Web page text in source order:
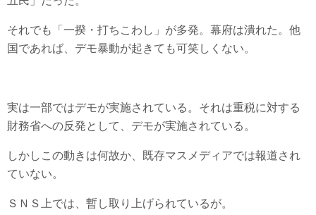
それでも「一揆・打ちこわし」が多発。幕府は潰れた。他
国であれば、デモ暴動が起きても可笑しくない。
実は一部ではデモが実施されている。それは重税に対する
財務省への反発として、デモが実施されている。
しかしこの動きは何故か、既存マスメディアでは報道され
ていない。
ＳＮＳ上では、暫し取り上げられているが。